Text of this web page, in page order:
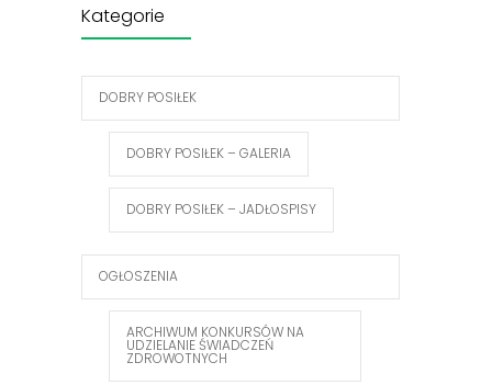
Kategorie
DOBRY POSIŁEK
DOBRY POSIŁEK – GALERIA
DOBRY POSIŁEK – JADŁOSPISY
OGŁOSZENIA
ARCHIWUM KONKURSÓW NA
UDZIELANIE ŚWIADCZEŃ
ZDROWOTNYCH